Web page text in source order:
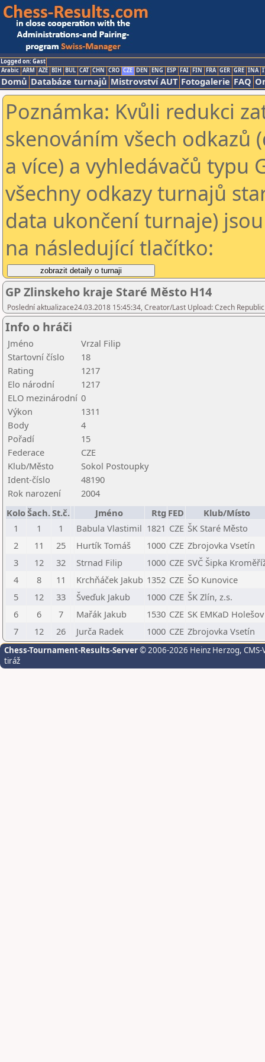
Logged on: Gast
Arabic ARM AZE BIH BUL CAT CHN CRO CZE DEN ENG ESP FAI FIN FRA GER GRE INA
Domů Databáze turnajů Mistrovství AUT Fotogalerie FAQ
Poznámka: Kvůli redukci
skenováním všech odkazů
a více) a vyhledávačů typu
všechny odkazy turnajů
data ukončení turnaje)
na následující tlačítko:
GP Zlinskeho kraje Staré Město H14
Poslední aktualizace24.03.2018 15:45:34, Creator/Last Upload: Czech
Info o hráči
Jméno
Vrzal Filip
Startovní číslo
18
Rating
1217
Elo národní
1217
ELO mezinárodní 0
Výkon
1311
Body
4
Pořadí
15
Federace
CZE
Klub/Město
Sokol Postoupky
Ident-číslo
48190
Rok narození
2004
KoloŠach.St.č. Jméno Rtg FED
Klub/Místo
1
1 1 Babula Vlastimil 1821 CZE ŠK Staré Město
2
11 25 Hurtík Tomáš 1000 CZE Zbrojovka Vsetín
3
12 32 Strnad Filip 1000 CZE SVČ Šipka
4
8 11 Krchňáček Jakub 1352 CZE ŠO Kunovice
5
12 33 Šveďuk Jakub 1000 CZE ŠK Zlín, z.s.
6
6 7 Mařák Jakub 1530 CZE SK EMKaD Holešov
7
12 26 Jurča Radek 1000 CZE Zbrojovka Vsetín
Chess-Tournament-Results-Server© 2006-2026 Heinz Herzog,
tiráž